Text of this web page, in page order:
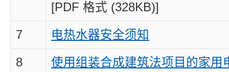
[PDF 格式 (328KB)]
7 电热水器安全须知
8
使用组装合成建筑法项目的家用